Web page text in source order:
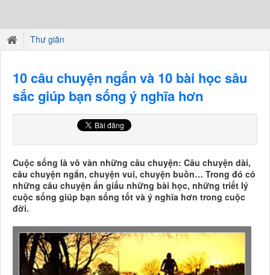
Thư giãn
10 câu chuyện ngắn và 10 bài học sâu
sắc giúp bạn sống ý nghĩa hơn
Cuộc sống là vô vàn những câu chuyện: Câu chuyện dài,
câu chuyện ngắn, chuyện vui, chuyện buồn… Trong đó có
những câu chuyện ẩn giấu những bài học, những triết lý
cuộc sống giúp bạn sống tốt và ý nghĩa hơn trong cuộc
đời.